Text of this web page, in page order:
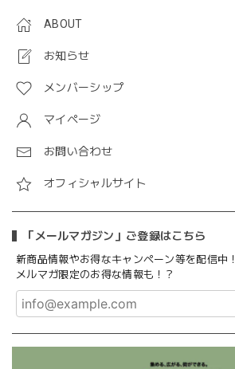
ABOUT
お知らせ
メンバーシップ
マイページ
お問い合わせ
オフィシャルサイト
「メールマガジン」ご登録はこちら
新商品情報やお得なキャンペーン等を配信中！
メルマガ限定のお得な情報も！？